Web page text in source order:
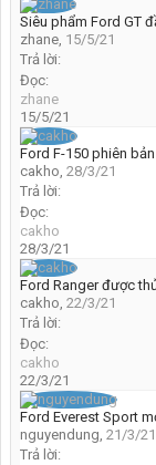
Siêu phẩm Ford GT
zhane 15/5/21
Trả lời:
Đọc:
zhane
15/5/21
Ford F-150 phiên
cakho 28/3/21
Trả lời:
Đọc:
cakho
28/3/21
Ford Ranger được
cakho 22/3/21
Trả lời:
Đọc:
cakho
22/3/21
Ford Everest Sport
nguyendung 21/3/21
Trả lời: